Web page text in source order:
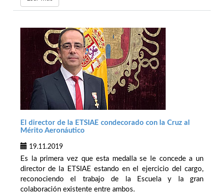
El director de la ETSIAE condecorado con la Cruz al
Mérito Aeronáutico
19.11.2019
Es la primera vez que esta medalla se le concede a un
director de la ETSIAE estando en el ejercicio del cargo,
reconociendo el trabajo de la Escuela y la gran
colaboración existente entre ambos.